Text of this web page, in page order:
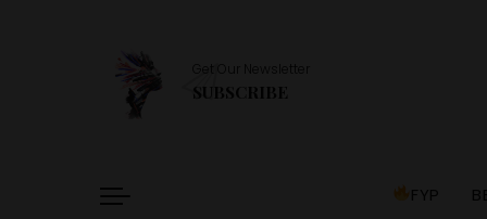
Get Our Newsletter
SUBSCRIBE
FYP